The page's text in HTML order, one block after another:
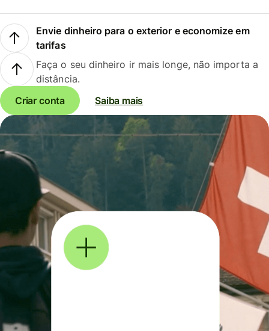
Envie dinheiro para o exterior e economize em
tarifas
Faça o seu dinheiro ir mais longe, não importa a
distância.
Criar conta
Saiba mais